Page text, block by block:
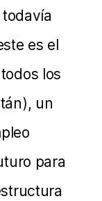
es el
los
un
para